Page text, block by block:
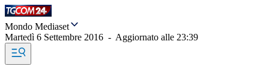
Mondo Mediaset
Martedì 6 Settembre 2016 - Aggiornato alle 23:39